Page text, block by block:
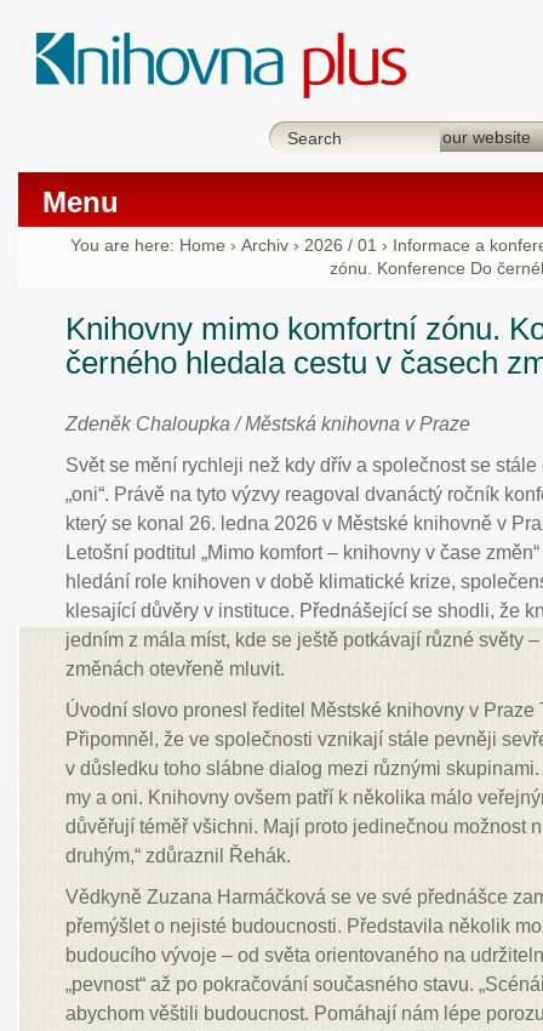
Menu
You are here: Home › Archiv › 2026 / 01 ›
Informace a
zónu. Konference Do
Knihovny mimo komfortní zónu.
černého hledala cestu v časech
Zdeněk Chaloupka / Městská knihovna v Praze
Svět se mění rychleji než kdy dřív a společnost se stále
„oni“. Právě na tyto výzvy reagoval dvanáctý ročník
který se konal 26. ledna 2026 v Městské knihovně v
Letošní podtitul „Mimo komfort – knihovny v čase
hledání role knihoven v době klimatické krize,
klesající důvěry v instituce. Přednášející se shodli, že
jedním z mála míst, kde se ještě potkávají různé světy
změnách otevřeně mluvit.
Úvodní slovo pronesl ředitel Městské knihovny v Praze
Připomněl, že ve společnosti vznikají stále pevněji
v důsledku toho slábne dialog mezi různými
my a oni. Knihovny ovšem patří k několika málo
důvěřují téměř všichni. Mají proto jedinečnou možnost
druhým,“ zdůraznil Řehák.
Vědkyně Zuzana Harmáčková se ve své přednášce
přemýšlet o nejisté budoucnosti. Představila několik
budoucího vývoje – od světa orientovaného na
„pevnost“ až po pokračování současného stavu.
abychom věštili budoucnost. Pomáhají nám lépe